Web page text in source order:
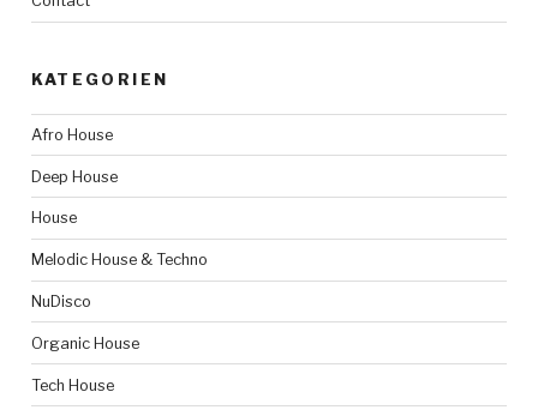
KATEGORIEN
Afro House
Deep House
House
Melodic House & Techno
NuDisco
Organic House
Tech House